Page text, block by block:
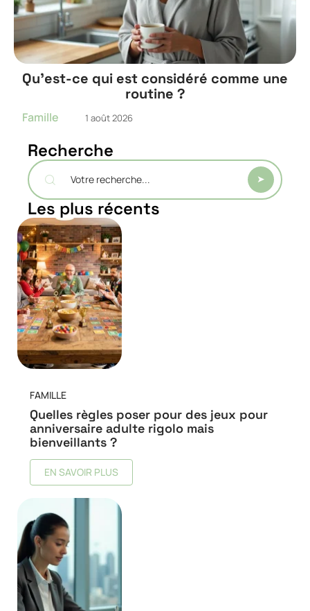
Qu’est-ce qui est considéré comme une
routine ?
Famille 1 août 2026
Recherche
Les plus récents
FAMILLE
Quelles règles poser pour des jeux pour
anniversaire adulte rigolo mais
bienveillants ?
EN SAVOIR PLUS